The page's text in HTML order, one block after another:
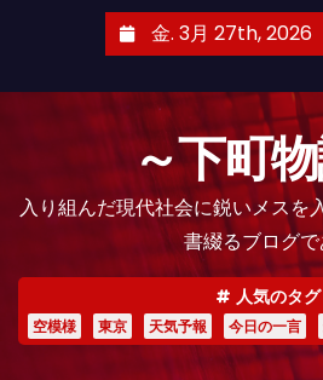
金. 3月 27th, 2026
～下町
入り組んだ現代社会に鋭いメスを
書綴るブログ
人気のタグ
空模様 東京 天気予報 今日の一言